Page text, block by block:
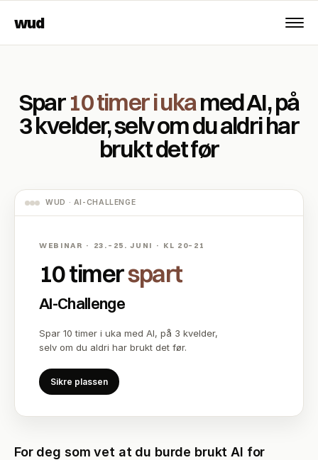
wud
Spar10 timer i ukamed AI, på
3 kvelder, selv om du aldri har
brukt det før
WUD · AI-CHALLENGE
WEBINAR · 23.–25. JUNI · KL 20–21
10 timerspart
AI-Challenge
Spar 10 timer i uka med AI, på 3 kvelder,
selv om du aldri har brukt det før.
Sikre plassen
For deg som vet at du burde brukt AI for